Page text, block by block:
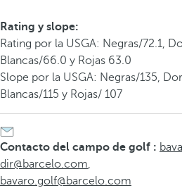
Rating y slope:
Rating por la USGA: Negras/72.1,
Blancas/66.0 y Rojas 63.0
Slope por la USGA: Negras/135,
Blancas/115 y Rojas/ 107
Contacto del campo de golf :
dir@barcelo.com,
bavaro.golf@barcelo.com